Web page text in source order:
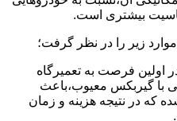
بیشتری است.
زیر را در نظر گرفت؛
اولین فرصت به تعمیرگاه
با گیربکس معیوب،باعث
که در نتیجه هزینه و زمان